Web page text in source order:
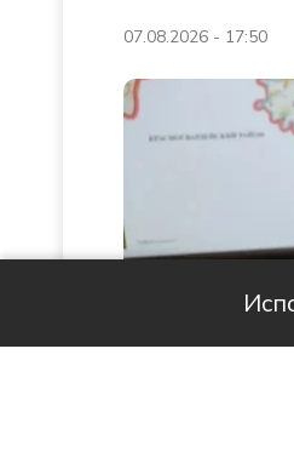
07.08.2026 - 17:50